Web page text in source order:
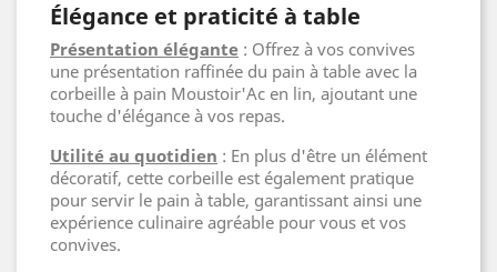
Élégance et praticité à table
Présentation élégante : Offrez à vos convives
une présentation raffinée du pain à table avec la
corbeille à pain Moustoir'Ac en lin, ajoutant une
touche d'élégance à vos repas.
Utilité au quotidien : En plus d'être un élément
décoratif, cette corbeille est également pratique
pour servir le pain à table, garantissant ainsi une
expérience culinaire agréable pour vous et vos
convives.